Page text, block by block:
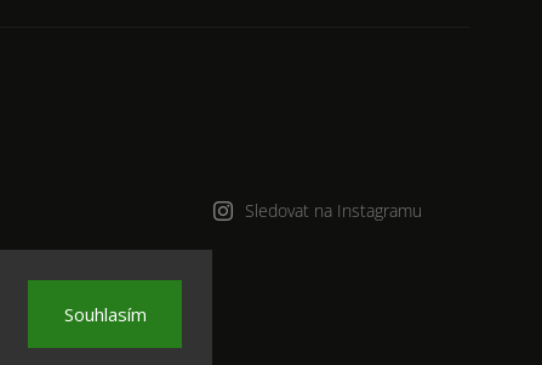
Souhlasím
Sledovat na Instagramu